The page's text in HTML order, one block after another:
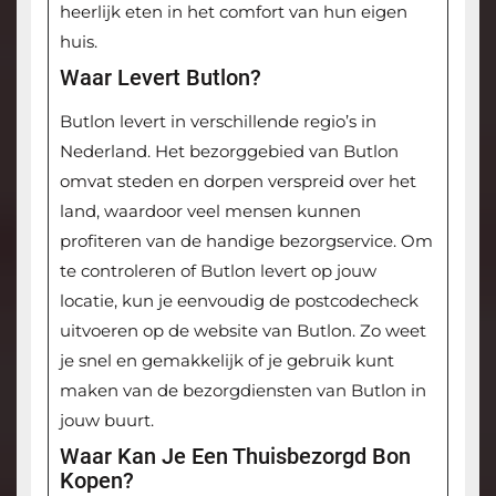
heerlijk eten in het comfort van hun eigen
huis.
Waar Levert Butlon?
Butlon levert in verschillende regio’s in
Nederland. Het bezorggebied van Butlon
omvat steden en dorpen verspreid over het
land, waardoor veel mensen kunnen
profiteren van de handige bezorgservice. Om
te controleren of Butlon levert op jouw
locatie, kun je eenvoudig de postcodecheck
uitvoeren op de website van Butlon. Zo weet
je snel en gemakkelijk of je gebruik kunt
maken van de bezorgdiensten van Butlon in
jouw buurt.
Waar Kan Je Een Thuisbezorgd Bon
Kopen?